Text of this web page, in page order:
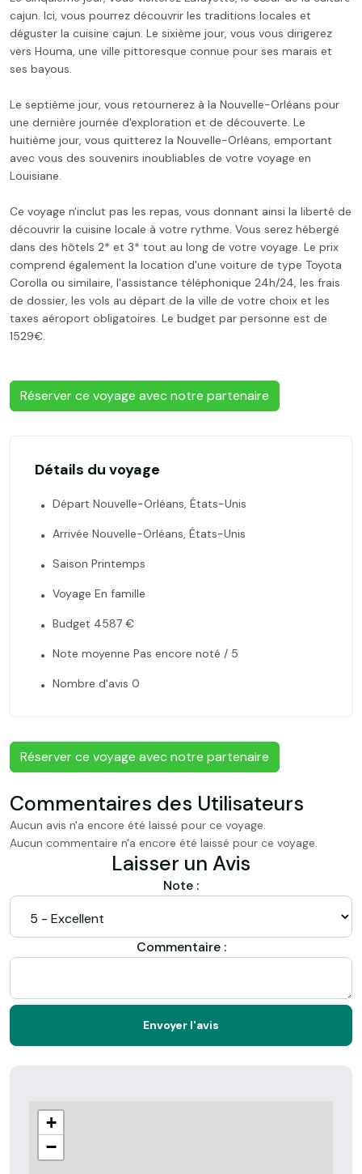
cajun. Ici, vous pourrez découvrir les traditions locales et
déguster la cuisine cajun. Le sixième jour, vous vous dirigerez
vers Houma, une ville pittoresque connue pour ses marais et
ses bayous.
Le septième jour, vous retournerez à la Nouvelle-Orléans pour
une dernière journée d'exploration et de découverte. Le
huitième jour, vous quitterez la Nouvelle-Orléans, emportant
avec vous des souvenirs inoubliables de votre voyage en
Louisiane.
Ce voyage n'inclut pas les repas, vous donnant ainsi la liberté de
découvrir la cuisine locale à votre rythme. Vous serez hébergé
dans des hôtels 2* et 3* tout au long de votre voyage. Le prix
comprend également la location d'une voiture de type Toyota
Corolla ou similaire, l'assistance téléphonique 24h/24, les frais
de dossier, les vols au départ de la ville de votre choix et les
taxes aéroport obligatoires. Le budget par personne est de
1529€.
Réserver ce voyage avec notre partenaire
Détails du voyage
Départ Nouvelle-Orléans, États-Unis
Arrivée Nouvelle-Orléans, États-Unis
Saison Printemps
Voyage En famille
Budget 4587 €
Note moyenne Pas encore noté / 5
Nombre d'avis 0
Réserver ce voyage avec notre partenaire
Commentaires des Utilisateurs
Aucun avis n'a encore été laissé pour ce voyage.
Aucun commentaire n'a encore été laissé pour ce voyage.
Laisser un Avis
Note :
Commentaire :
Envoyer l'avis
+
−